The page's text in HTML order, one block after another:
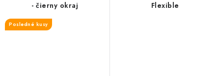
- čierny okraj
Posledné kusy
Flexible